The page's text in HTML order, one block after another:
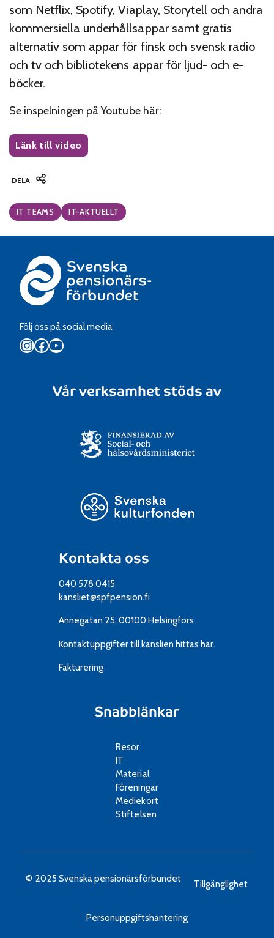
som Netflix, Spotify, Viaplay, Storytell och andra
kommersiella underhållsappar samt gratis
alternativ som appar för finsk och svensk radio
och tv och bibliotekens appar för ljud- och e-
böcker.
Se inspelningen på Youtube här:
Länk till video
DELA
Categories:
IT TEAMS IT-AKTUELLT
Följ oss på social media
Instagram
Facebook
YouTube
Kontakta oss
040 578 0415
kansliet@spfpension.fi
Annegatan 25, 00100 Helsingfors
Kontaktuppgifter till kanslienhittas här.
Fakturering
Snabblänkar
Resor
IT
Material
Föreningar
Mediekort
Stiftelsen
Vår verksamhet stöds av
© 2025 Svenska pensionärsförbundet Tillgänglighet
Personuppgiftshantering